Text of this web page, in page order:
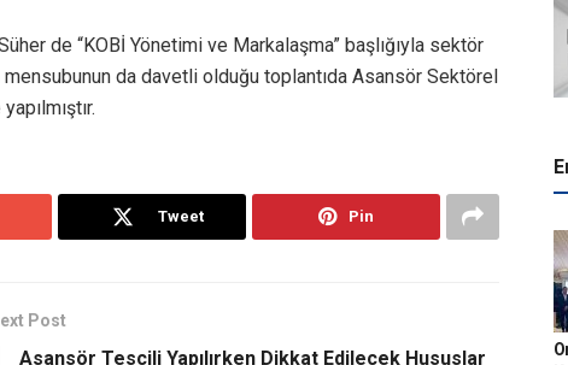
de “KOBİ Yönetimi ve Markalaşma” başlığıyla sektör
da davetli olduğu toplantıda Asansör Sektörel
Tweet Pin
Post
Asansör Tescili Yapılırken Dikkat Edilecek Hususlar